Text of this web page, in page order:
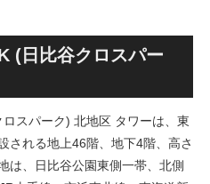
(日比谷クロスパー
スパーク) 北地区 タワーは、東
される地上46階、地下4階、高さ
は、日比谷公園東側一帯、北側